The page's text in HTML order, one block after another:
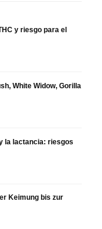
y riesgo para el
White Widow, Gorilla
la lactancia: riesgos
Keimung bis zur